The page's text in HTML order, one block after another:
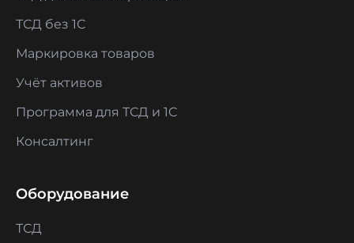
ТСД без 1С
Маркировка товаров
Учёт активов
Программа для ТСД и 1С
Консалтинг
Оборудование
ТСД